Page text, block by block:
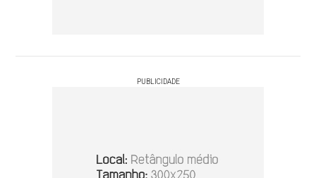
PUBLICIDADE